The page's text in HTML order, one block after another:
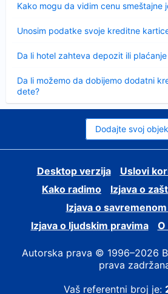
Kako mogu da vidim cenu smeštajne
Unosim podatke svoje kreditne
Da li hotel zahteva depozit ili
Da li možemo da dobijemo dodatni
dete?
Dodajte svoj
Desktop verzija
Uslovi
Kako radimo
Izjava o
Izjava o
Izjava o ljudskim pravima
О
Autorska prava © 1996–2026
prava
Vaš referentni broj je: